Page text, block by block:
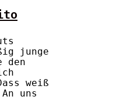
junge
den
weiß
uns